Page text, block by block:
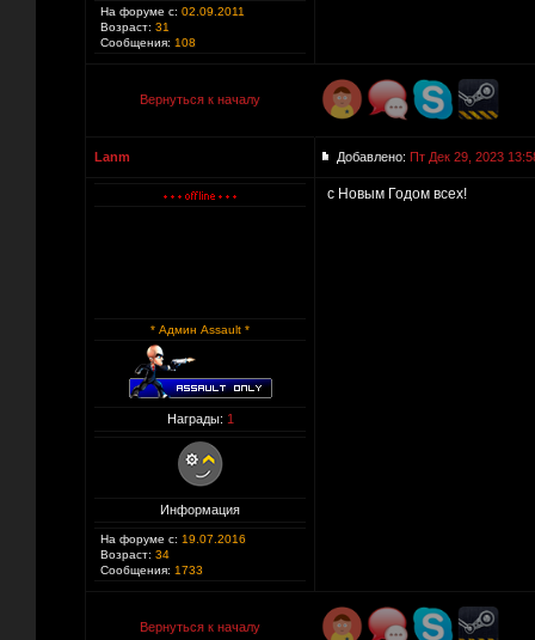
На форуме с: 02.09.2011
Возраст: 31
Сообщения: 108
Вернуться к началу
Lanm Добавлено: Пт Дек 29, 2023
* Админ Assault *
Награды: 1
Информация
На форуме с: 19.07.2016
Возраст: 34
Сообщения: 1733
с Новым Годом всех!
Вернуться к началу